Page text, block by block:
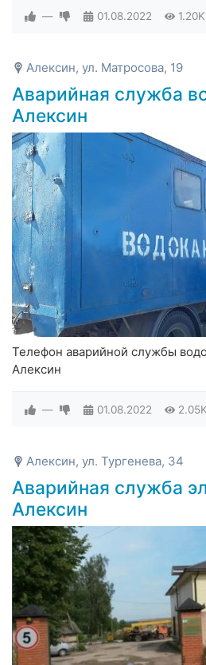
— 01.08.2022 1.20K
Алексин, ул. Матросова, 19
Аварийная служба
Алексин
Телефон аварийной службы
Алексин
— 01.08.2022 2.05K
Алексин, ул. Тургенева, 34
Аварийная служба
Алексин